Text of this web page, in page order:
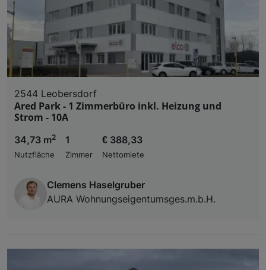
2544 Leobersdorf
Ared Park - 1 Zimmerbüro inkl. Heizung und
Strom - 10A
34,73 m2
Nutzfläche
1
Zimmer
€ 388,33
Nettomiete
Clemens Haselgruber
AURA Wohnungseigentumsges.m.b.H.